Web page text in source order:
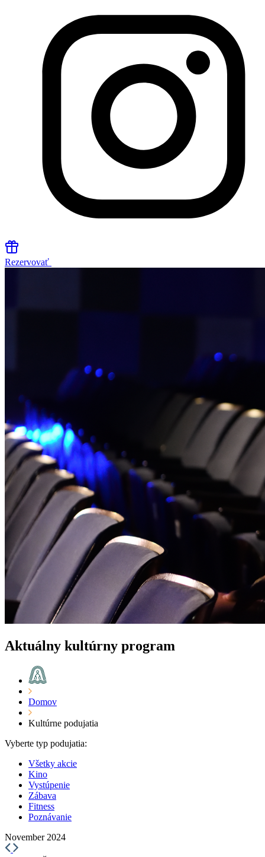
Rezervovať
Aktuálny kultúrny program
Domov
Kultúrne podujatia
Vyberte typ podujatia:
Všetky akcie
Kino
Vystúpenie
Zábava
Fitness
Poznávanie
November 2024